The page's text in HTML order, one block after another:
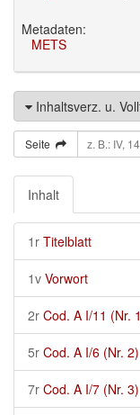
Metadaten:
METS
Inhaltsverz. u.
Seite
Inhalt
1r Titelblatt
1v Vorwort
2r Cod. A I/11 (Nr.
5r Cod. A I/6 (Nr. 2)
7r Cod. A I/7 (Nr. 3)